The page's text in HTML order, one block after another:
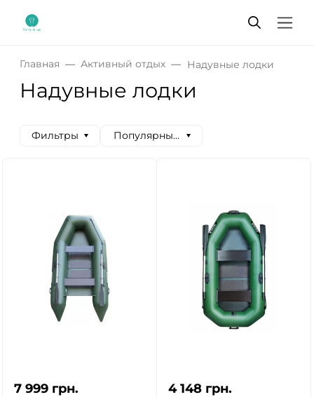
Главная Активный отдых Надувные лодки
Надувные лодки
Фильтры Популярные сначала
7 999 грн. 4 148 грн.